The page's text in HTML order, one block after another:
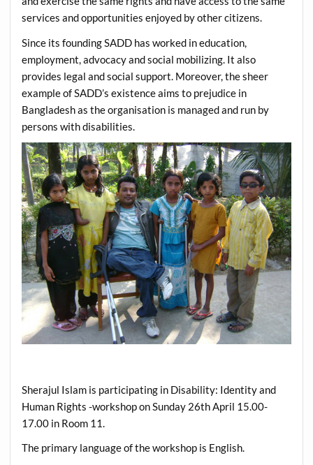
services and opportunities enjoyed by other citizens.
Since its founding SADD has worked in education,
employment, advocacy and social mobilizing. It also
provides legal and social support. Moreover, the sheer
example of SADD’s existence aims to prejudice in
Bangladesh as the organisation is managed and run by
persons with disabilities.
Sherajul Islam is participating in Disability: Identity and
Human Rights -workshop on Sunday 26th April 15.00-
17.00 in Room 11.
The primary language of the workshop is English.